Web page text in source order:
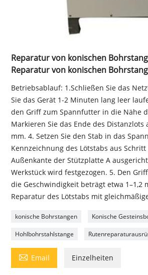
Reparatur von konischen
Reparatur von konischen
Betriebsablauf: 1.Schließen Sie das
Sie das Gerät 1-2 Minuten lang leer
den Griff zum Spannfutter in die Nähe
Markieren Sie das Ende des Distanzlots
mm. 4. Setzen Sie den Stab in das
Kennzeichnung des Lötstabs aus
Außenkante der Stützplatte A
Werkstück wird festgezogen. 5. Den
die Geschwindigkeit beträgt etwa 1–1,2
Reparatur des Lötstabs mit
konische Bohrstangen Konische
Hohlbohrstahlstange
 Email Einzelheiten